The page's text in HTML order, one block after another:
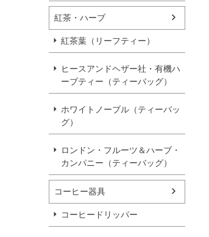
紅茶・ハーブ
紅茶葉（リーフティー）
ヒースアンドヘザー社・有機ハ
ーブティー（ティーバッグ）
ホワイトノーブル（ティーバッ
グ）
ロンドン・フルーツ＆ハーブ・
カンパニー（ティーバッグ）
コーヒー器具
コーヒードリッパー